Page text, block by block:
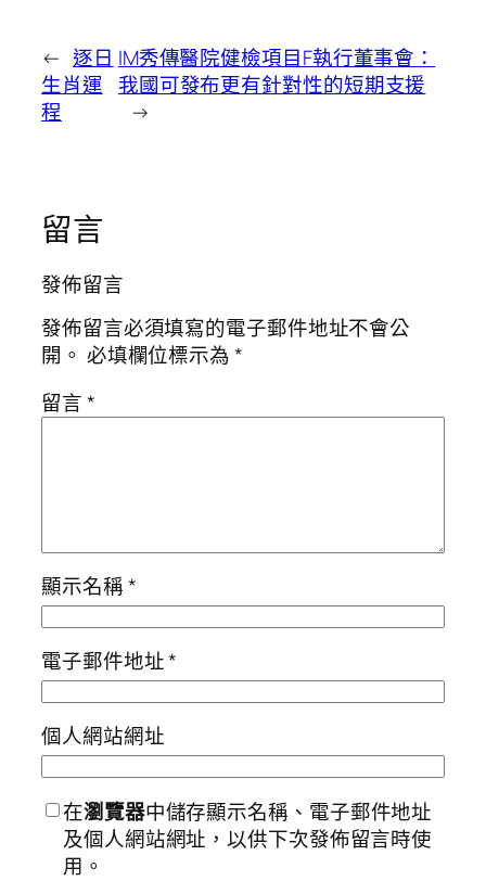
← 逐日
生肖運
程
IM秀傳醫院健檢項目F執行董事會：
我國可發布更有針對性的短期支援
→
留言
發佈留言
發佈留言必須填寫的電子郵件地址不會公
開。 必填欄位標示為*
留言*
顯示名稱*
電子郵件地址*
個人網站網址
在瀏覽器中儲存顯示名稱、電子郵件地址
及個人網站網址，以供下次發佈留言時使
用。